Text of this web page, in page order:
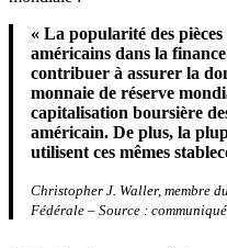
« La popularité des
américains dans la
contribuer à assurer la
monnaie de réserve
capitalisation boursière
américain. De plus, la
utilisent ces mêmes
Christopher J. Waller, membre
Fédérale – Source :